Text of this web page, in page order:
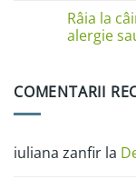
ciupercă,
alergii
și
câini
în
poze:
ciuperca
la
Test
anticorpi
pisică
Râia la
alergie
Râia
cum
o
COMENTARII
iuliana zanfir la